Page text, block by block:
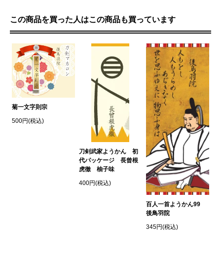
この商品を買った人はこの商品も買っています
菊一文字則宗
500円(税込)
刀剣武家ようかん 初
代パッケージ 長曾根
虎徹 柚子味
400円(税込)
百人一首ようかん99
後鳥羽院
345円(税込)